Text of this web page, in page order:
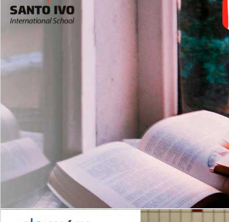
Leituras Literárias
es
Com imersão Bilingue - Anos
Finais
6º AO 9º ANO FUNDAMENTAL
Inglês: Turmas Reduzidas
(Proficiência)